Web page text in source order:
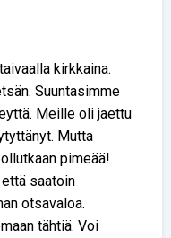
kirkkaina.
Suuntasimme
Meille oli jaettu
Mutta
pimeää!
saatoin
otsavaloa.
tähtiä. Voi